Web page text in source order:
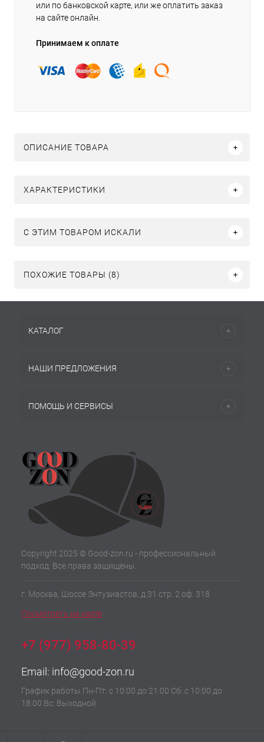
или по банковской карте, или же оплатить заказ
на сайте онлайн.
Принимаем к оплате
ОПИСАНИЕ ТОВАРА
ХАРАКТЕРИСТИКИ
C ЭТИМ ТОВАРОМ ИСКАЛИ
ПОХОЖИЕ ТОВАРЫ (8)
КАТАЛОГ
НАШИ ПРЕДЛОЖЕНИЯ
ПОМОЩЬ И СЕРВИСЫ
Copyright 2025 © Good-zon.ru - профессиональный
подход. Все права защищены.
г. Москва, Шоссе Энтузиастов, д.31 стр. 2 оф. 318
Посмотреть на карте
+7 (977) 958-80-39
Email: info@good-zon.ru
График работы Пн-Пт: с 10:00 до 21:00 Сб: с 10:00 до
18:00 Вс: Выходной